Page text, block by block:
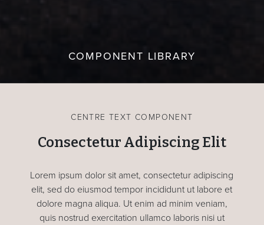
COMPONENT LIBRARY
CENTRE TEXT COMPONENT
Consectetur Adipiscing Elit
Lorem ipsum dolor sit amet, consectetur adipiscing
elit, sed do eiusmod tempor incididunt ut labore et
dolore magna aliqua. Ut enim ad minim veniam,
quis nostrud exercitation ullamco laboris nisi ut